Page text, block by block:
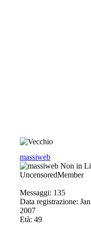
massiweb
UncensoredMember
Messaggi: 135
Data registrazione: Jan
2007
Età: 49